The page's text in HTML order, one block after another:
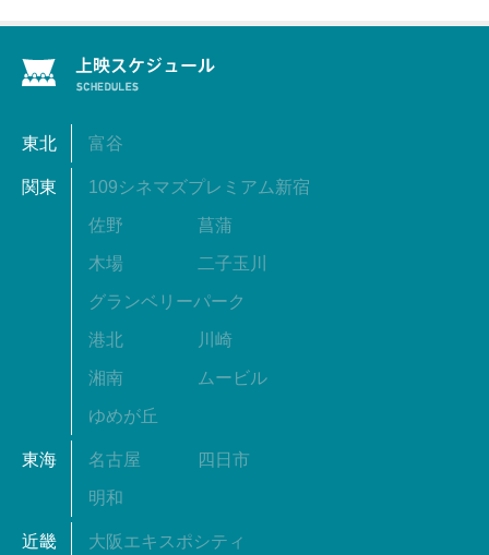
東北 富谷
関東 109シネマズプレミアム新宿
佐野 菖蒲
木場 二子玉川
グランベリーパーク
港北 川崎
湘南 ムービル
ゆめが丘
東海 名古屋 四日市
明和
近畿 大阪エキスポシティ